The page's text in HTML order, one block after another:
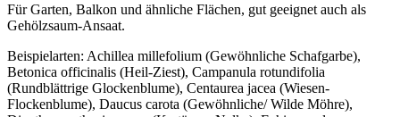
Für Garten, Balkon und ähnliche Flächen, gut geeignet auch als
Gehölzsaum-Ansaat.
Beispielarten: Achillea millefolium (Gewöhnliche Schafgarbe),
Betonica officinalis (Heil-Ziest), Campanula rotundifolia
(Rundblättrige Glockenblume), Centaurea jacea (Wiesen-
Flockenblume), Daucus carota (Gewöhnliche/ Wilde Möhre),